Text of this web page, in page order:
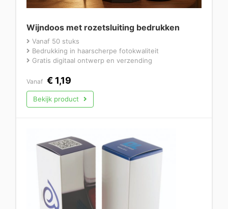
Wijndoos met rozetsluiting bedrukken
Vanaf 50 stuks
Bedrukking in haarscherpe fotokwaliteit
Gratis digitaal ontwerp en verzending
Vanaf € 1,19
Bekijk product